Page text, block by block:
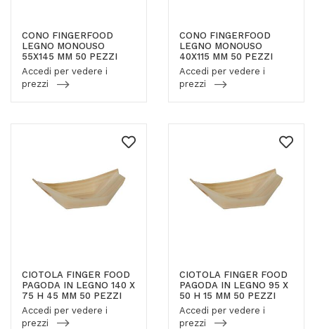
CONO FINGERFOOD
LEGNO MONOUSO
55X145 MM 50 PEZZI
Accedi per vedere i
prezzi
CONO FINGERFOOD
LEGNO MONOUSO
40X115 MM 50 PEZZI
Accedi per vedere i
prezzi
CIOTOLA FINGER FOOD
PAGODA IN LEGNO 140 X
75 H 45 MM 50 PEZZI
Accedi per vedere i
prezzi
CIOTOLA FINGER FOOD
PAGODA IN LEGNO 95 X
50 H 15 MM 50 PEZZI
Accedi per vedere i
prezzi